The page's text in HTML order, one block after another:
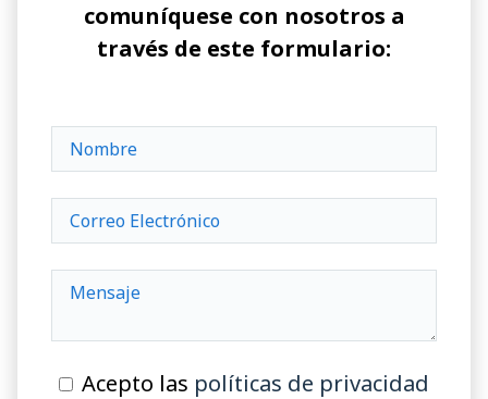
comuníquese con nosotros a
través de este formulario:
Acepto las políticas de privacidad